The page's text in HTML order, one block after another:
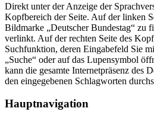
Direkt unter der Anzeige der
Kopfbereich der Seite. Auf der linken
Bildmarke „Deutscher Bundestag“ zu
verlinkt. Auf der rechten Seite des
Suchfunktion, deren Eingabefeld Sie
„Suche“ oder auf das Lupensymbol
kann die gesamte Internetpräsenz des
den eingegebenen Schlagworten
Hauptnavigation